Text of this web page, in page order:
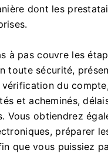
dont les
à pas couvre les
toute sécurité,
du
et acheminés,
Vous obtiendrez
préparer
que vous puissiez